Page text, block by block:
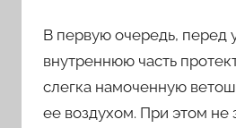
В первую очередь, перед
внутреннюю часть
слегка намоченную
ее воздухом. При этом не